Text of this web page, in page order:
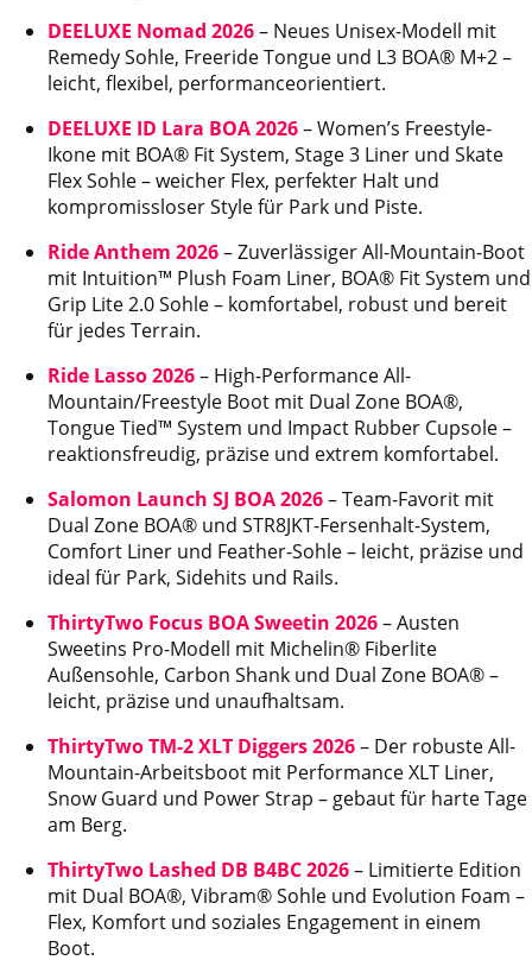
DEELUXE Nomad 2026– Neues Unisex-Modell mit
Remedy Sohle, Freeride Tongue und L3 BOA® M+2 –
leicht, flexibel, performanceorientiert.
DEELUXE ID Lara BOA 2026– Women’s Freestyle-
Ikone mit BOA® Fit System, Stage 3 Liner und Skate
Flex Sohle – weicher Flex, perfekter Halt und
kompromissloser Style für Park und Piste.
Ride Anthem 2026– Zuverlässiger All-Mountain-Boot
mit Intuition™ Plush Foam Liner, BOA® Fit System und
Grip Lite 2.0 Sohle – komfortabel, robust und bereit
für jedes Terrain.
Ride Lasso 2026– High-Performance All-
Mountain/Freestyle Boot mit Dual Zone BOA®,
Tongue Tied™ System und Impact Rubber Cupsole –
reaktionsfreudig, präzise und extrem komfortabel.
Salomon Launch SJ BOA 2026– Team-Favorit mit
Dual Zone BOA® und STR8JKT-Fersenhalt-System,
Comfort Liner und Feather-Sohle – leicht, präzise und
ideal für Park, Sidehits und Rails.
ThirtyTwo Focus BOA Sweetin 2026– Austen
Sweetins Pro-Modell mit Michelin® Fiberlite
Außensohle, Carbon Shank und Dual Zone BOA® –
leicht, präzise und unaufhaltsam.
ThirtyTwo TM-2 XLT Diggers 2026– Der robuste All-
Mountain-Arbeitsboot mit Performance XLT Liner,
Snow Guard und Power Strap – gebaut für harte Tage
am Berg.
ThirtyTwo Lashed DB B4BC 2026– Limitierte Edition
mit Dual BOA®, Vibram® Sohle und Evolution Foam –
Flex, Komfort und soziales Engagement in einem
Boot.